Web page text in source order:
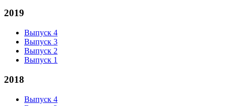
2019
Выпуск 4
Выпуск 3
Выпуск 2
Выпуск 1
2018
Выпуск 4